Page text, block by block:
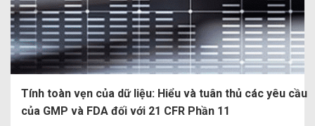
Tính toàn vẹn của dữ liệu: Hiểu và tuân thủ các yêu cầu
của GMP và FDA đối với 21 CFR Phần 11